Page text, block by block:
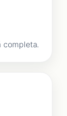
completa.